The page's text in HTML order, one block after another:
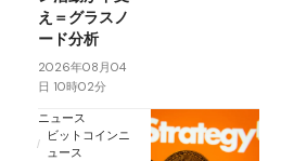
え＝グラスノ
ード分析
2026年08月04
日 10時02分
ニュース
ビットコインニ
ュース